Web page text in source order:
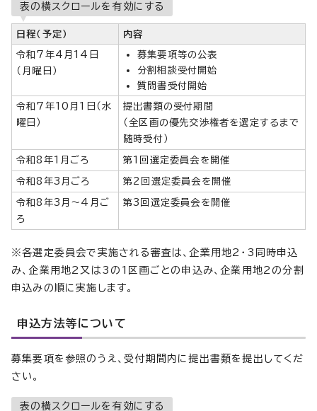
表の横スクロールを有効にする
日程（予定） 内容
令和7年4月14日
（月曜日）
募集要項等の公表
分割相談受付開始
質問書受付開始
令和7年10月1日（水
曜日）
提出書類の受付期間
（全区画の優先交渉権者を選定するまで
随時受付）
令和8年1月ごろ 第1回選定委員会を開催
令和8年3月ごろ 第2回選定委員会を開催
令和8年3月～4月ご
ろ
第3回選定委員会を開催
※各選定委員会で実施される審査は、企業用地2・3同時申込
み、企業用地2又は3の1区画ごとの申込み、企業用地2の分割
申込みの順に実施します。
申込方法等について
募集要項を参照のうえ、受付期間内に提出書類を提出してくだ
さい。
表の横スクロールを有効にする